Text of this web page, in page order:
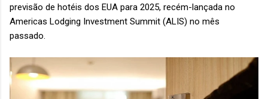
previsão de hotéis dos EUA para 2025, recém-lançada no
Americas Lodging Investment Summit (ALIS) no mês
passado.